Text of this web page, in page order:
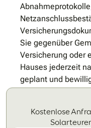
Sie gegenüber
Versicherung oder
Hauses jederzeit
geplant und
Kostenlose